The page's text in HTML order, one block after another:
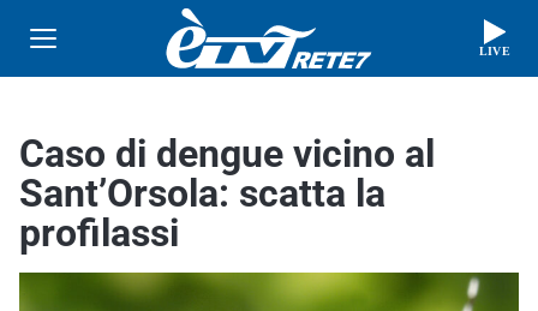
LIVE
Caso di dengue vicino al
Sant’Orsola: scatta la
profilassi